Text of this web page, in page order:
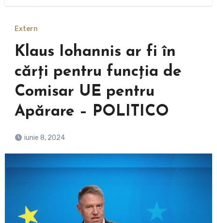
Extern
Klaus Iohannis ar fi în
cărți pentru funcția de
Comisar UE pentru
Apărare – POLITICO
iunie 8, 2024